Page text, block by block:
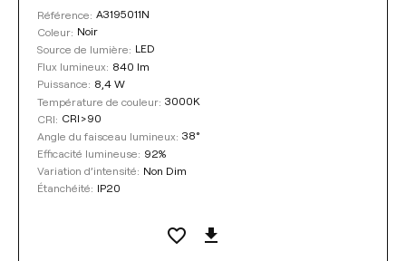
Nettoyer les filtres
Référence: A3195011N
Coleur: Noir
Source de lumière: LED
Flux lumineux: 840 lm
Puissance: 8,4 W
Température de couleur: 3000K
CRI: CRI>90
Angle du faisceau lumineux: 38°
Efficacité lumineuse: 92%
Variation d’intensité: Non Dim
Étanchéité: IP20